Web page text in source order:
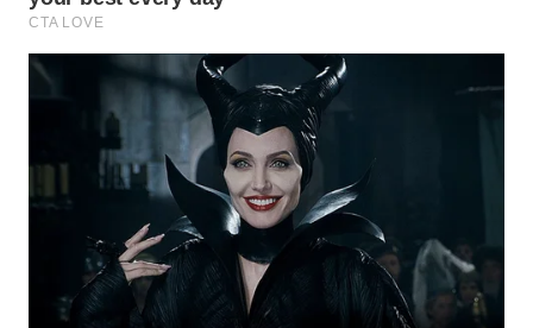
INDRAMAYU
KUNINGAN
WN
MAJALENGKA
SUBANG